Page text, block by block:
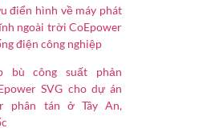
điển hình về máy phát
ngoài trời CoEpower
điện công nghiệp
bù công suất phản
SVG cho dự án
phân tán ở Tây An,